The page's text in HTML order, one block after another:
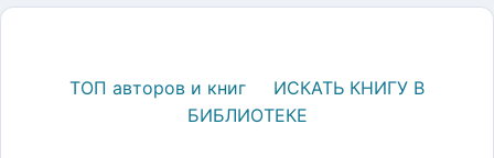
ТОП авторов и книг
ИСКАТЬ КНИГУ В
БИБЛИОТЕКЕ